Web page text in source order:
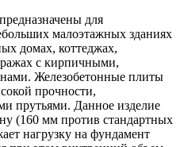
предназначены для
малоэтажных зданиях
домах, коттеджах,
с кирпичными,
Железобетонные плиты
прочности,
прутьями. Данное изделие
(160 мм против стандартных
нагрузку на фундамент